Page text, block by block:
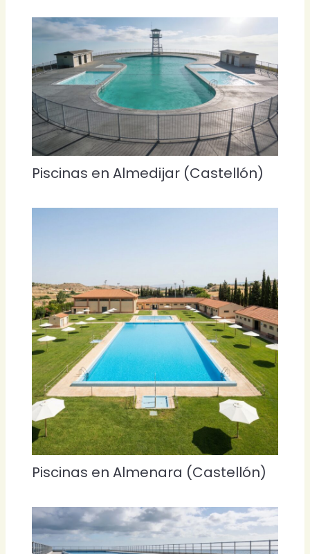
Piscinas en Almedijar (Castellón)
Piscinas en Almenara (Castellón)